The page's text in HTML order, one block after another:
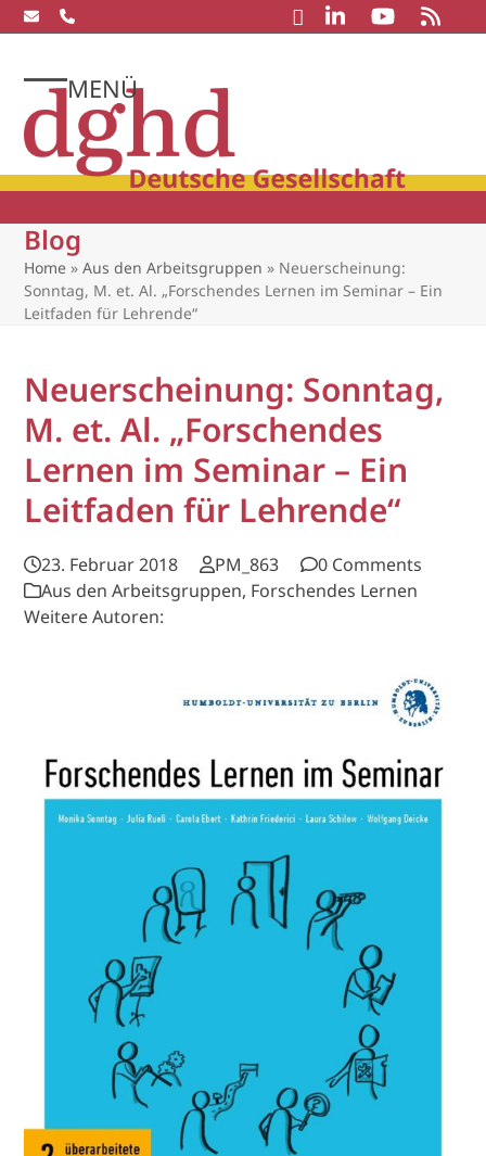
Skip
to
MENÜ
Open
mobile
menu
Close
mobile
menu
Blog
Home »Aus den Arbeitsgruppen » Neuerscheinung:
Sonntag, M. et. Al. „Forschendes Lernen im Seminar – Ein
Leitfaden für Lehrende“
Neuerscheinung: Sonntag,
M. et. Al. „Forschendes
Lernen im Seminar – Ein
Leitfaden für Lehrende“
23. Februar 2018 PM_863
0 Comments
Aus den Arbeitsgruppen, Forschendes Lernen
Weitere Autoren: